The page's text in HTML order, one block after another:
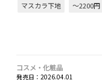
マスカラ下地 ～2200円
コスメ・化粧品
発売日：2026.04.01